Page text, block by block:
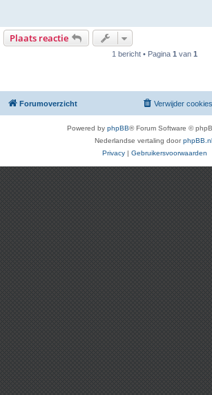
Plaats reactie
1 bericht • Pagina 1 van 1
Forumoverzicht Verwijder cookies
Powered by phpBB® Forum Software ©
Nederlandse vertaling doorphpBB.nl
Privacy | Gebruikersvoorwaarden